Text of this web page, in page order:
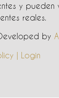
y pueden
reales.
by
| Login